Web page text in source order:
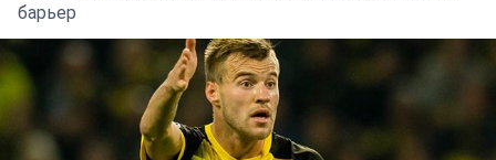
барьер